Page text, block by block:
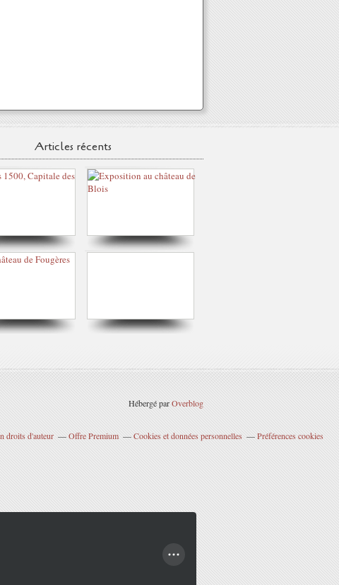
Articles récents
Hébergé parOverblog
droits d'auteur Offre Premium Cookies et données personnelles Préférences cookies